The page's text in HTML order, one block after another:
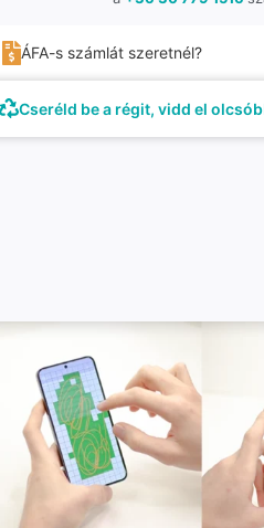
ÁFA-s számlát szeretnél?
Cseréld be a régit, vidd el